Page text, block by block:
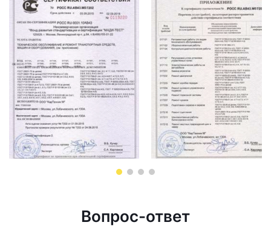
Вопрос-ответ